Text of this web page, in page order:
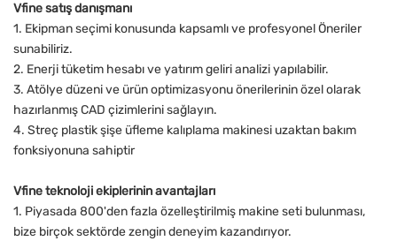
Vfine satış danışmanı
1. Ekipman seçimi konusunda kapsamlı ve profesyonel Öneriler
sunabiliriz.
2. Enerji tüketim hesabı ve yatırım geliri analizi yapılabilir.
3. Atölye düzeni ve ürün optimizasyonu önerilerinin özel olarak
hazırlanmış CAD çizimlerini sağlayın.
4. Streç plastik şişe üfleme kalıplama makinesi uzaktan bakım
fonksiyonuna sahiptir
Vfine teknoloji ekiplerinin avantajları
1. Piyasada 800'den fazla özelleştirilmiş makine seti bulunması,
bize birçok sektörde zengin deneyim kazandırıyor.